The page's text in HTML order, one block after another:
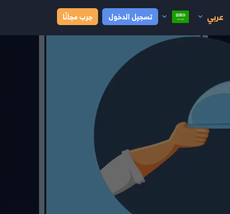
عربي تسجيل الدخول جرب مجانًا